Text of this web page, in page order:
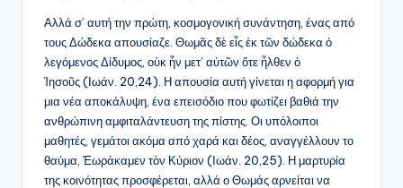
Αλλά σ’ αυτή την πρώτη, κοσμογονική συνάντηση, ένας από
τους Δώδεκα απουσίαζε. Θωμᾶς δὲ εἷς ἐκ τῶν δώδεκα ὁ
λεγόμενος Δίδυμος, οὐκ ἦν μετ’ αὐτῶν ὅτε ἦλθεν ὁ
Ἰησοῦς (Ιωάν. 20,24). Η απουσία αυτή γίνεται η αφορμή για
μια νέα αποκάλυψη, ένα επεισόδιο που φωτίζει βαθιά την
ανθρώπινη αμφιταλάντευση της πίστης. Οι υπόλοιποι
μαθητές, γεμάτοι ακόμα από χαρά και δέος, αναγγέλλουν το
θαύμα, Ἑωράκαμεν τὸν Κύριον (Ιωάν. 20,25). Η μαρτυρία
της κοινότητας προσφέρεται, αλλά ο Θωμάς αρνείται να